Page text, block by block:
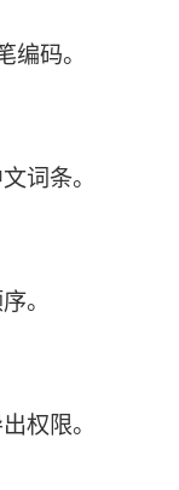
码。
词条。
。
权限。